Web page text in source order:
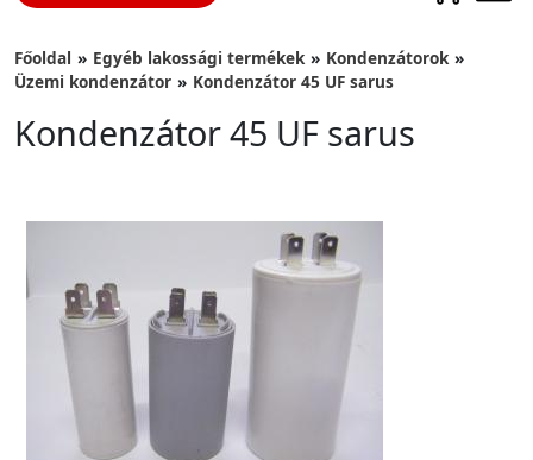
Főoldal Egyéb lakossági termékek
Kondenzátorok
Üzemi kondenzátor
Kondenzátor 45 UF sarus
Kondenzátor 45 UF sarus